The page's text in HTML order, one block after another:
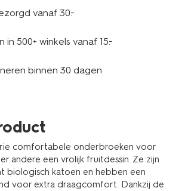
vanaf 30.-
in 500+ winkels vanaf 15.-
binnen 30 dagen
comfortabele onderbroeken voor
andere een vrolijk fruitdessin. Ze zijn
biologisch katoen en hebben een
voor extra draagcomfort. Dankzij de